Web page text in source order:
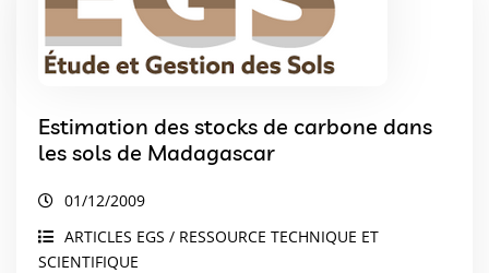
Estimation des stocks de carbone dans
les sols de Madagascar
01/12/2009
ARTICLES EGS / RESSOURCE TECHNIQUE ET
SCIENTIFIQUE